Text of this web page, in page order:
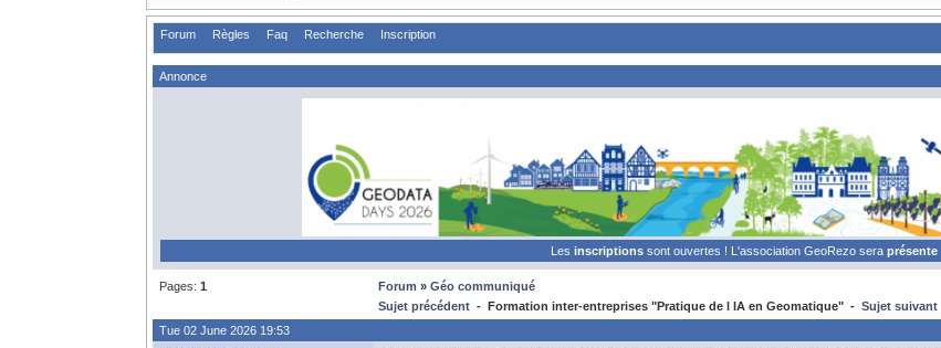
Forum Règles Faq Recherche Inscription
Annonce
Les inscriptions sont ouvertes ! L'association GeoRezo sera présente
Pages: 1 Forum » Géo communiqué
Sujet précédent - Formation inter-entreprises "Pratique de l IA en Geomatique" - Sujet suivant
Tue 02 June 2026 19:53